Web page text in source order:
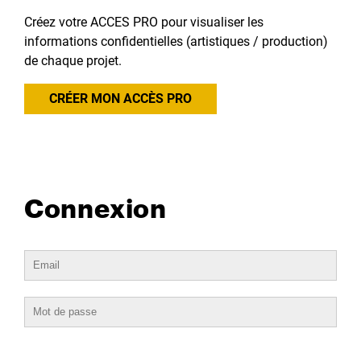
Créez votre ACCES PRO pour visualiser les
informations confidentielles (artistiques / production)
de chaque projet.
CRÉER MON ACCÈS PRO
Connexion